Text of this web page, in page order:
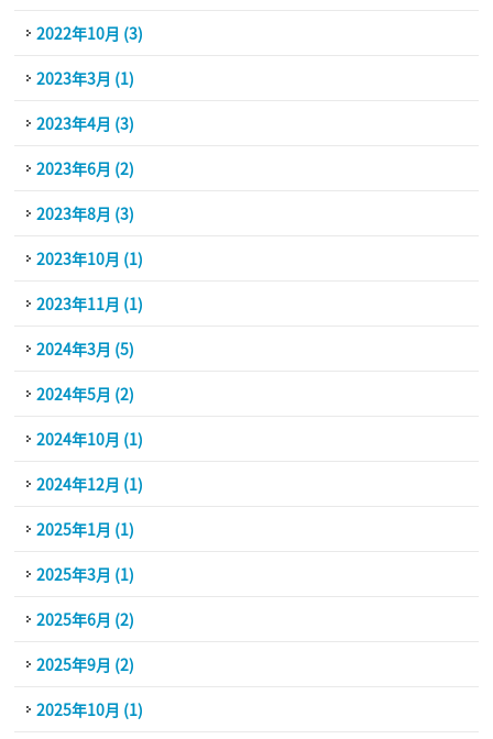
2022年10月 (3)
2023年3月 (1)
2023年4月 (3)
2023年6月 (2)
2023年8月 (3)
2023年10月 (1)
2023年11月 (1)
2024年3月 (5)
2024年5月 (2)
2024年10月 (1)
2024年12月 (1)
2025年1月 (1)
2025年3月 (1)
2025年6月 (2)
2025年9月 (2)
2025年10月 (1)